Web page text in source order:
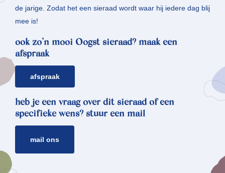
de jarige. Zodat het een sieraad wordt waar hij iedere dag blij
mee is!
ook zo’n mooi Oogst sieraad? maak een
afspraak
afspraak
heb je een vraag over dit sieraad of een
specifieke wens? stuur een mail
mail ons